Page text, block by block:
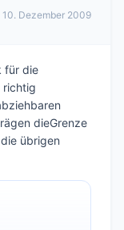
10. Dezember 2009
für die
richtig
dieGrenze
übrigen